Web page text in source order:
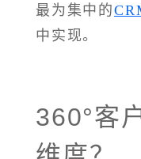
最为集中的
中实现。
360°客